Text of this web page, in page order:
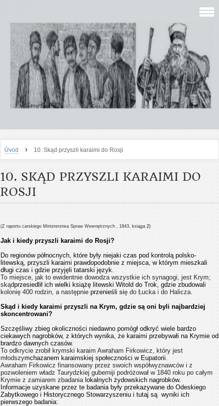
Úvod › 10. Skąd przyszli karaimi do Rosji
10. SKĄD PRZYSZLI KARAIMI DO
ROSJI
(Z raportu carskiego Ministerstwa Spraw Wewnętrznych , 1843, ksiąga 2)
Jak i kiedy przyszli karaimi do Rosji?
Do regionów północnych, które były niejaki czas pod kontrolą polsko-
litewską, przyszli karaimi prawdopodobnie z miejsca, w którym mieszkali
długi czas i gdzie przyjęli tatarski język.
To miejsce, jak to ewidentnie dowodza wszystkie ich synagogi, jest Krym;
skądprzesiedlił ich wielki książę litewski Witold do Trok, gdzie z budowali
kolonię 400 rodzin, a następnie przenieśli się do Łucka i do Halicza.
Skąd i kiedy karaimi przyszli na Krym, gdzie są oni byli najbardziej
skoncentrowani?
Szczęśliwy zbieg okoliczności niedawno pomógł odkryć wiele bardzo
ciekawych nagrobków, z których wynika, że karaimi przebywałi na Krymie od
brardzo dawnych czasów.
To odkrycie zrobił krymski karaim Awraham Firkowicz, który jest
młodszymchazanem karaimskiej społeczności w Eupatorii.
Awraham Firkowicz finansowany przez swoich współwyznawców i z
pozwoleniem władz Taurydzkiej guberniji podróżował w 1840 roku po całym
Krymie z zamiarem zbadanialokalnych żydowskich nagrobków.
Informacje uzyskane przez te badania były przekazywane do Odeskiego
Zabytkowego i Historycznego Stowarzyszeniu i tutaj są wyniki ich
pierwszego badania: